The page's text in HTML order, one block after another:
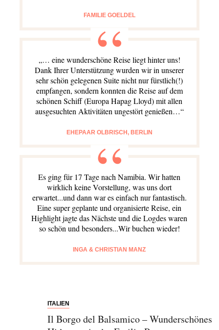
FAMILIE GOELDEL
„… eine wunderschöne Reise liegt hinter uns!
Dank Ihrer Unterstützung wurden wir in unserer
sehr schön gelegenen Suite nicht nur fürstlich(!)
empfangen, sondern konnten die Reise auf dem
schönen Schiff (Europa Hapag Lloyd) mit allen
ausgesuchten Aktivitäten ungestört genießen…“
EHEPAAR OLBRISCH, BERLIN
Es ging für 17 Tage nach Namibia. Wir hatten
wirklich keine Vorstellung, was uns dort
erwartet...und dann war es einfach nur fantastisch.
Eine super geplante und organisierte Reise, ein
Highlight jagte das Nächste und die Logdes waren
so schön und besonders...Wir buchen wieder!
INGA & CHRISTIAN MANZ
ITALIEN
Il Borgo del Balsamico – Wunderschönes
Abonnieren Sie unseren Newsletter
Entdecken Sie jede Woche neue schöne
Orte, handverlesene Geheimtipps und
Bitte schicken Sie mir bis zum Widerruf meiner
Einwilligung den Newsletter mit Informationen zu
neuen Beiträgen. DieDatenschutzerklärunghabe ich
zur Kenntnis genommen und akzeptiere diese.